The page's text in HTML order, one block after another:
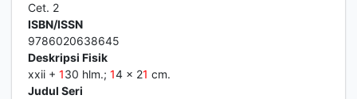
Cet. 2
ISBN/ISSN
9786020638645
Deskripsi Fisik
xxii + 130 hlm.; 14 x 21 cm.
Judul Seri